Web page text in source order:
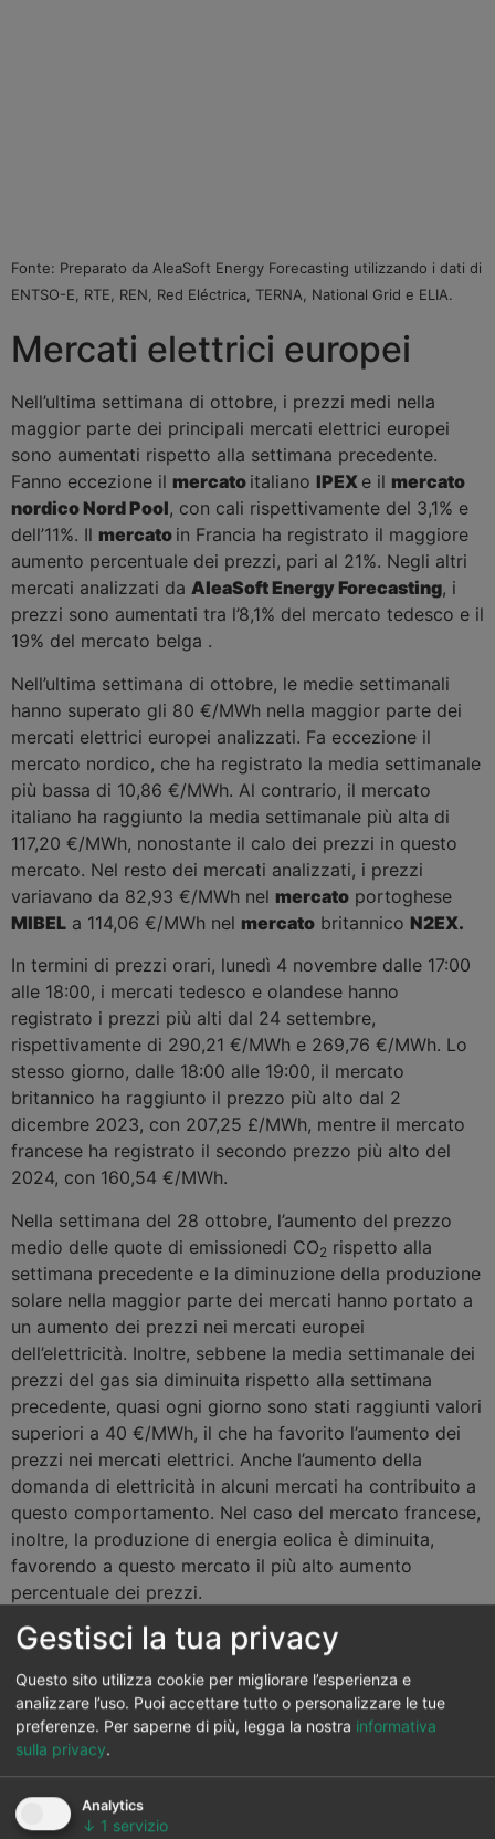
Fonte: Preparato da AleaSoft Energy Forecasting utilizzando i dati di
ENTSO-E, RTE, REN, Red Eléctrica, TERNA, National Grid e ELIA.
Mercati elettrici europei
Nell’ultima settimana di ottobre, i prezzi medi nella
maggior parte dei principali mercati elettrici europei
sono aumentati rispetto alla settimana precedente.
Fanno eccezione il mercato italiano IPEX e il mercato
nordico Nord Pool, con cali rispettivamente del 3,1% e
dell’11%. Il mercato in Francia ha registrato il maggiore
aumento percentuale dei prezzi, pari al 21%. Negli altri
mercati analizzati da AleaSoft Energy Forecasting, i
prezzi sono aumentati tra l’8,1% del mercato tedesco e il
19% del mercato belga .
Nell’ultima settimana di ottobre, le medie settimanali
hanno superato gli 80 €/MWh nella maggior parte dei
mercati elettrici europei analizzati. Fa eccezione il
mercato nordico, che ha registrato la media settimanale
più bassa di 10,86 €/MWh. Al contrario, il mercato
italiano ha raggiunto la media settimanale più alta di
117,20 €/MWh, nonostante il calo dei prezzi in questo
mercato. Nel resto dei mercati analizzati, i prezzi
variavano da 82,93 €/MWh nel mercato portoghese
MIBEL a 114,06 €/MWh nel mercato britannico N2EX.
In termini di prezzi orari, lunedì 4 novembre dalle 17:00
alle 18:00, i mercati tedesco e olandese hanno
registrato i prezzi più alti dal 24 settembre,
rispettivamente di 290,21 €/MWh e 269,76 €/MWh. Lo
stesso giorno, dalle 18:00 alle 19:00, il mercato
britannico ha raggiunto il prezzo più alto dal 2
dicembre 2023, con 207,25 £/MWh, mentre il mercato
francese ha registrato il secondo prezzo più alto del
2024, con 160,54 €/MWh.
Nella settimana del 28 ottobre, l’aumento del prezzo
medio delle quote di emissionedi CO2 rispetto alla
settimana precedente e la diminuzione della produzione
solare nella maggior parte dei mercati hanno portato a
un aumento dei prezzi nei mercati europei
dell’elettricità. Inoltre, sebbene la media settimanale dei
prezzi del gas sia diminuita rispetto alla settimana
precedente, quasi ogni giorno sono stati raggiunti valori
superiori a 40 €/MWh, il che ha favorito l’aumento dei
prezzi nei mercati elettrici. Anche l’aumento della
domanda di elettricità in alcuni mercati ha contribuito a
questo comportamento. Nel caso del mercato francese,
inoltre, la produzione di energia eolica è diminuita,
favorendo a questo mercato il più alto aumento
percentuale dei prezzi.
Gestisci la tua privacy
Questo sito utilizza cookie per migliorare l’esperienza e
analizzare l’uso. Puoi accettare tutto o personalizzare le tue
preferenze. Per saperne di più, legga la nostra informativa
sulla privacy.
Analytics
↓ 1 servizio